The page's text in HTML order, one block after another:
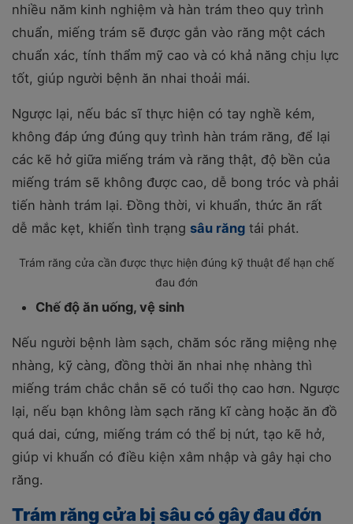
nhiều năm kinh nghiệm và hàn trám theo quy trình
chuẩn, miếng trám sẽ được gắn vào răng một cách
chuẩn xác, tính thẩm mỹ cao và có khả năng chịu lực
tốt, giúp người bệnh ăn nhai thoải mái.
Ngược lại, nếu bác sĩ thực hiện có tay nghề kém,
không đáp ứng đúng quy trình hàn trám răng, để lại
các kẽ hở giữa miếng trám và răng thật, độ bền của
miếng trám sẽ không được cao, dễ bong tróc và phải
tiến hành trám lại. Đồng thời, vi khuẩn, thức ăn rất
dễ mắc kẹt, khiến tình trạng sâu răng tái phát.
Trám răng cửa cần được thực hiện đúng kỹ thuật để hạn chế
đau đớn
Chế độ ăn uống, vệ sinh
Nếu người bệnh làm sạch, chăm sóc răng miệng nhẹ
nhàng, kỹ càng, đồng thời ăn nhai nhẹ nhàng thì
miếng trám chắc chắn sẽ có tuổi thọ cao hơn. Ngược
lại, nếu bạn không làm sạch răng kĩ càng hoặc ăn đồ
quá dai, cứng, miếng trám có thể bị nứt, tạo kẽ hở,
giúp vi khuẩn có điều kiện xâm nhập và gây hại cho
răng.
Trám răng cửa bị sâu có gây đau đớn